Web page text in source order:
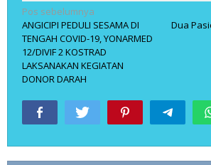
Navigasi
pos
Pos sebelumnya
ANGICIPI PEDULI SESAMA DI
TENGAH COVID-19, YONARMED
12/DIVIF 2 KOSTRAD
LAKSANAKAN KEGIATAN
DONOR DARAH
Dua